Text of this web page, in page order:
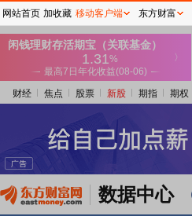
财经 焦点 股票 新股 期指 期权
数据中心
网站首页 加收藏 移动客户端 东方财富